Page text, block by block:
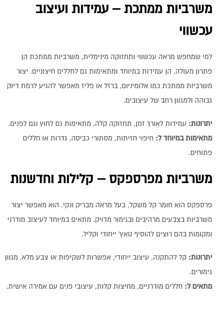
משרביות ממתכת – עמידות ועיצוב
עכשווי
למי שמחפש מראה עכשווי ותחזוקה מינימלית, משרביות ממתכת הן
פתרון מעולה. הן עמידות במיוחד ומתאימות גם לחללים חיצוניים. יצור
משרביות ממתכת כמו אלומיניום, ברזל או פליז מאפשר להגיע לרמת דיוק
גבוהה ולמגוון רחב של עיצובים.
יתרונות: עמידות לאורך זמן, תחזוקה קלה, מתאימות גם לחוץ וגם לפנים.
מתאימות במיוחד ל: חיפוי חזיתות, מסתורי כביסה, גדרות או חללים
פתוחים.
משרביות מפרספקס – קלילות וחדשנות
פרספקס הוא חומר קל משקל, בעל מראה מבריק ונקי. הוא מאפשר יצור
משרביות בצבעים מרהיבים ובגימור מדויק. מתאים במיוחד לעיצוב מודרני
ומקומות בהם רוצים להוסיף טאץ' ייחודי וקליל.
יתרונות: קל להתקנה, עיצוב ייחודי, אפשרות לשקיפות או צבע מלא, מגוון
גימורים.
מתאים ל: חללים מודרניים, מחיצות קלות, עיצובי פנים עם אמירה אישית.